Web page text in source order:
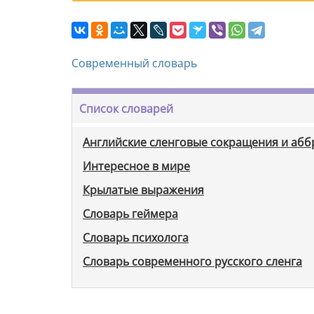
Современный словарь
Список словарей
Английские сленговые сокращения и
Интересное в мире
Крылатые выражения
Словарь геймера
Словарь психолога
Словарь современного русского сленга